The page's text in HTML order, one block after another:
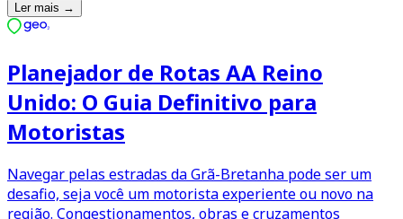
Ler mais →
Planejador de Rotas AA Reino
Unido: O Guia Definitivo para
Motoristas
Navegar pelas estradas da Grã-Bretanha pode ser um
desafio, seja você um motorista experiente ou novo na
região. Congestionamentos, obras e cruzamentos